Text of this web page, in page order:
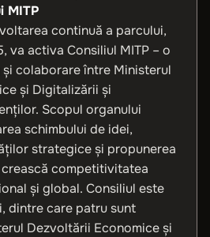
MITP
continuă a parcului,
va activa Consiliul MITP – o
colaborare între Ministerul
și Digitalizării și
Scopul organului
schimbului de idei,
strategice și propunerea
competitivitatea
și global. Consiliul este
dintre care patru sunt
Dezvoltării Economice și